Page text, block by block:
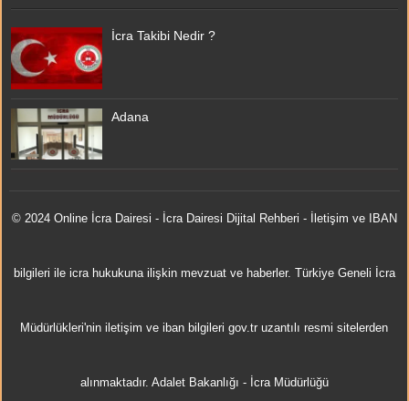
İcra Takibi Nedir ?
Adana
© 2024 Online İcra Dairesi - İcra Dairesi Dijital Rehberi - İletişim ve IBAN
bilgileri ile icra hukukuna ilişkin mevzuat ve haberler. Türkiye Geneli İcra
Müdürlükleri'nin iletişim ve iban bilgileri gov.tr uzantılı resmi sitelerden
alınmaktadır. Adalet Bakanlığı - İcra Müdürlüğü